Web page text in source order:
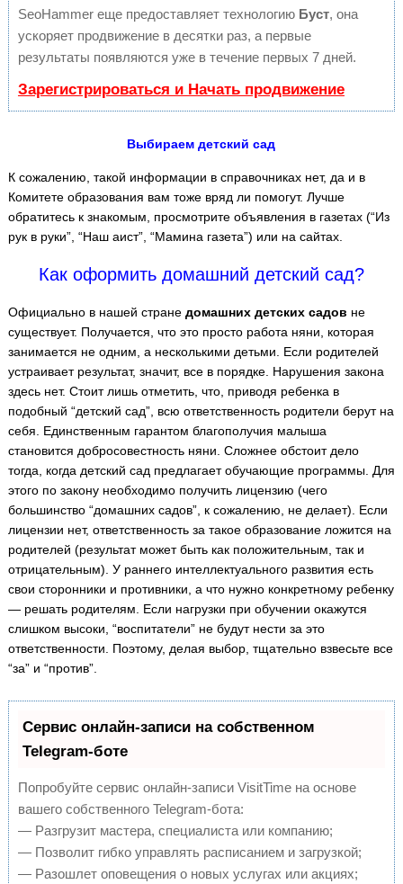
SeoHammer еще предоставляет технологию Буст, она
ускоряет продвижение в десятки раз, а первые
результаты появляются уже в течение первых 7 дней.
Зарегистрироваться и Начать продвижение
Выбираем детский сад
К сожалению, такой информации в справочниках нет, да и в
Комитете образования вам тоже вряд ли помогут. Лучше
обратитесь к знакомым, просмотрите объявления в газетах (“Из
рук в руки”, “Наш аист”, “Мамина газета”) или на сайтах.
Как оформить домашний детский сад?
Официально в нашей стране домашних детских садов не
существует. Получается, что это просто работа няни, которая
занимается не одним, а несколькими детьми. Если родителей
устраивает результат, значит, все в порядке. Нарушения закона
здесь нет. Стоит лишь отметить, что, приводя ребенка в
подобный “детский сад”, всю ответственность родители берут на
себя. Единственным гарантом благополучия малыша
становится добросовестность няни. Сложнее обстоит дело
тогда, когда детский сад предлагает обучающие программы. Для
этого по закону необходимо получить лицензию (чего
большинство “домашних садов”, к сожалению, не делает). Если
лицензии нет, ответственность за такое образование ложится на
родителей (результат может быть как положительным, так и
отрицательным). У раннего интеллектуального развития есть
свои сторонники и противники, а что нужно конкретному ребенку
— решать родителям. Если нагрузки при обучении окажутся
слишком высоки, “воспитатели” не будут нести за это
ответственности. Поэтому, делая выбор, тщательно взвесьте все
“за” и “против”.
Сервис онлайн-записи на собственном
Telegram-боте
Попробуйте сервис онлайн-записи VisitTime на основе
вашего собственного Telegram-бота:
— Разгрузит мастера, специалиста или компанию;
— Позволит гибко управлять расписанием и загрузкой;
— Разошлет оповещения о новых услугах или акциях;